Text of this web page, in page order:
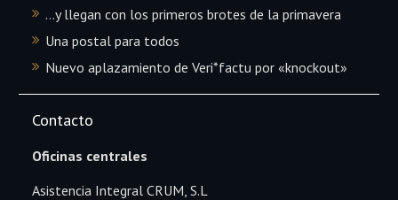
…y llegan con los primeros brotes de la primavera
Una postal para todos
Nuevo aplazamiento de Veri*factu por «knockout»
Contacto
Oficinas centrales
Asistencia Integral CRUM, S.L